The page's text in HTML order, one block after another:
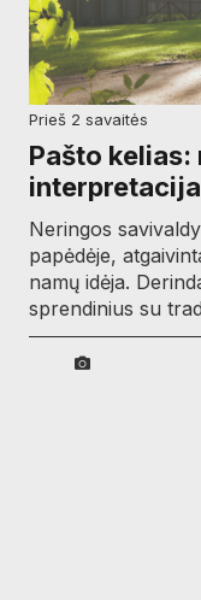
prieš 2 savaitės
Pašto
Neringos
papėdėje,
namų idėja.
sprendinius su